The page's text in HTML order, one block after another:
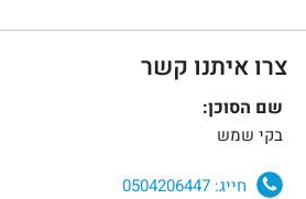
צרו איתנו קשר
שם הסוכן:
בקי שמש
חייג: